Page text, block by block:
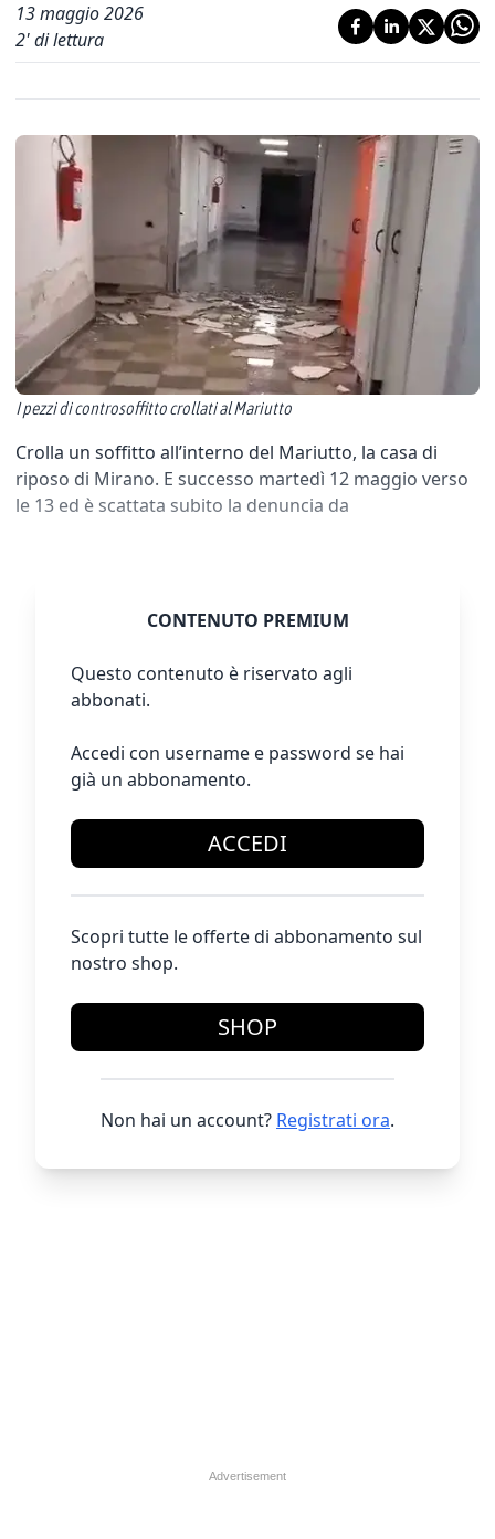
13 maggio 2026
2' di lettura
I pezzi di controsoffitto crollati al Mariutto
Crolla un soffitto all’interno del Mariutto, la casa di
riposo di Mirano. E successo martedì 12 maggio verso
le 13 ed è scattata subito la denuncia da
CONTENUTO PREMIUM
Questo contenuto è riservato agli
abbonati.
Accedi con username e password se hai
già un abbonamento.
ACCEDI
Scopri tutte le offerte di abbonamento sul
nostro shop.
SHOP
Non hai un account? Registrati ora.